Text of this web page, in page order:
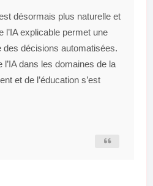
désormais plus naturelle et
l’IA explicable permet une
des décisions automatisées.
l’IA dans les domaines de la
et de l’éducation s’est